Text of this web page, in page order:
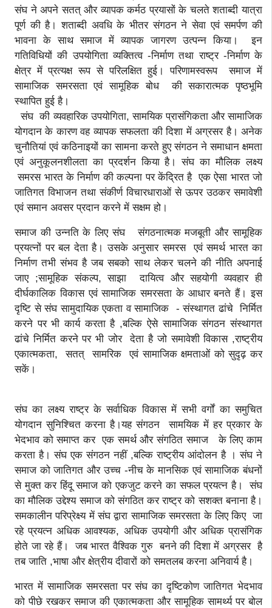
संघ ने अपने सतत् और व्यापक कर्मठ प्रयासों के चलते शताब्दी यात्रा
पूर्ण की है। शताब्दी अवधि के भीतर संगठन ने सेवा एवं समर्पण की
भावना के साथ समाज में व्यापक जागरण उत्पन्न किया। इन
गतिविधियों की उपयोगिता व्यक्तित्व -निर्माण तथा राष्ट्र -निर्माण के
क्षेत्र में प्रत्यक्ष रूप से परिलक्षित हुई। परिणामस्वरूप समाज में
सामाजिक समरसता एवं सामूहिक बोध की सकारात्मक पृष्ठभूमि
स्थापित हुई है।
संघ की व्यवहारिक उपयोगिता, सामयिक प्रासंगिकता और सामाजिक
योगदान के कारण वह व्यापक सफलता की दिशा में अग्रसर है। अनेक
चुनौतियां एवं कठिनाइयों का सामना करते हुए संगठन ने समाधान क्षमता
एवं अनुकूलनशीलता का प्रदर्शन किया है। संघ का मौलिक लक्ष्य
समरस भारत के निर्माण की कल्पना पर केंद्रित है एक ऐसा भारत जो
जातिगत विभाजन तथा संकीर्ण विचारधाराओं से ऊपर उठकर समावेशी
एवं समान अवसर प्रदान करने में सक्षम हो।
समाज की उन्नति के लिए संघ संगठनात्मक मजबूती और सामूहिक
प्रयत्नों पर बल देता है। उसके अनुसार समरस एवं समर्थ भारत का
निर्माण तभी संभव है जब सबको साथ लेकर चलने की नीति अपनाई
जाए ;सामूहिक संकल्प, साझा दायित्व और सहयोगी व्यवहार ही
दीर्घकालिक विकास एवं सामाजिक समरसता के आधार बनते हैं। इस
दृष्टि से संघ सामुदायिक एकता व सामाजिक - संस्थागत ढांचे निर्मित
करने पर भी कार्य करता है ,बल्कि ऐसे सामाजिक संगठन संस्थागत
ढांचे निर्मित करने पर भी जोर देता है जो समावेशी विकास ,राष्ट्रीय
एकात्मकता, सतत् सामरिक एवं सामाजिक क्षमताओं को सुदृढ़ कर
सकें।
संघ का लक्ष्य राष्ट्र के सर्वाधिक विकास में सभी वर्गों का समुचित
योगदान सुनिश्चित करना है।यह संगठन सामयिक में हर प्रकार के
भेदभाव को समाप्त कर एक समर्थ और संगठित समाज के लिए काम
करता है। संघ एक संगठन नहीं ,बल्कि राष्ट्रीय आंदोलन है । संघ ने
समाज को जातिगत और उच्च -नीच के मानसिक एवं सामाजिक बंधनों
से मुक्त कर हिंदू समाज को एकजुट करने का सफल प्रयत्न है। संघ
का मौलिक उद्देश्य समाज को संगठित कर राष्ट्र को सशक्त बनाना है।
समकालीन परिप्रेक्ष्य में संघ द्वारा सामाजिक समरसता के लिए किए जा
रहे प्रयत्न अधिक आवश्यक, अधिक उपयोगी और अधिक प्रासंगिक
होते जा रहे हैं। जब भारत वैश्विक गुरु बनने की दिशा में अग्रसर है
तब जाति ,भाषा और क्षेत्रीय दीवारों को समतलब करना अनिवार्य है।
भारत में सामाजिक समरसता पर संघ का दृष्टिकोण जातिगत भेदभाव
को पीछे रखकर समाज की एकात्मकता और सामूहिक सामर्थ्य पर बोल